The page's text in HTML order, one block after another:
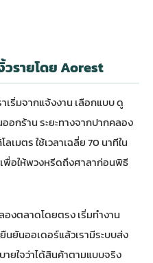
รายโดย Aorest
ริ่มจากแจ้งงาน เลือกแบบ ดู
กร้าน ระยะทางจากปากคลอง
เมตร ใช้เวลาเฉลี่ย 70 นาทีใน
พื่อให้พวงหรีดถึงศาลาก่อนพิธี
องตลาดโดยตรง เริ่มทำงาน
นยันออเดอร์แล้วเรามีระบบส่ง
ยใจว่าได้สินค้าตามแบบจริง